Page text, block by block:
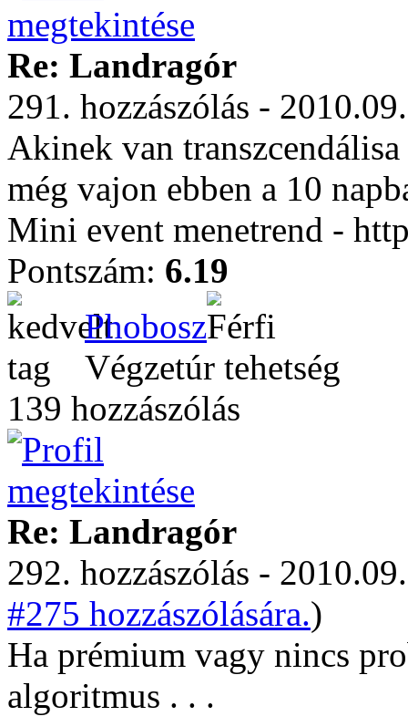
Re: Landragór
291. hozzászólás -
Akinek van
még vajon ebben a 10
Mini event menetrend -
Pontszám: 6.19
Phobosz
Végzetúr tehetség
139 hozzászólás
Re: Landragór
292. hozzászólás -
#275 hozzászólására.)
Ha prémium vagy nincs
algoritmus . . .